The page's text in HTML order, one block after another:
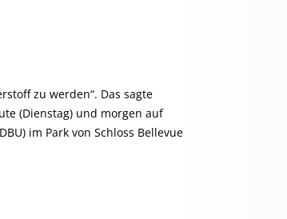
zu werden“. Das sagte
(Dienstag) und morgen auf
im Park von Schloss Bellevue